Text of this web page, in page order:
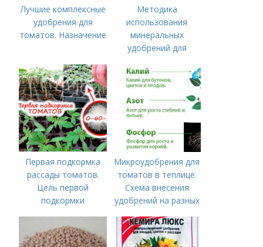
Лучшие комплексные
удобрения для
томатов. Назначение
Методика
использования
минеральных
удобрений для
Минеральное
питание
Первая подкормка
рассады томатов.
Цель первой
подкормки
Микроудобрения для
томатов в теплице.
Схема внесения
удобрений на разных
помидоров